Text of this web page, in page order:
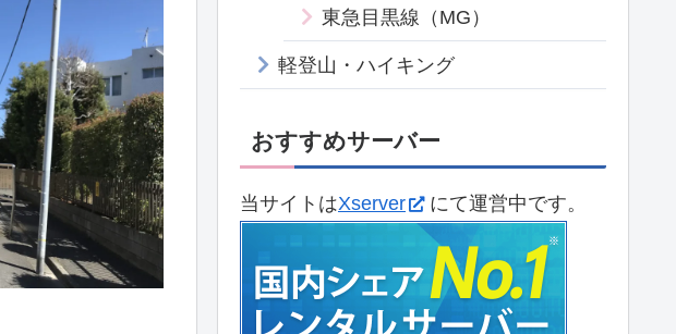
東急目黒線（MG）
軽登山・ハイキング
おすすめサーバー
当サイトはXserver にて運営中です。